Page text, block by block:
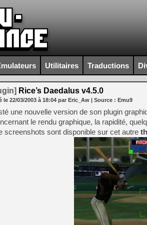
Utilitaires Traductions
Rice’s Daedalus v4.5.0
le 22/03/2003 à 18:04 par Eric_Aw | Source : Emu9
une nouvelle version de son plugin
le rendu graphique, la rapidité,
screenshots sont disponible sur cet autre